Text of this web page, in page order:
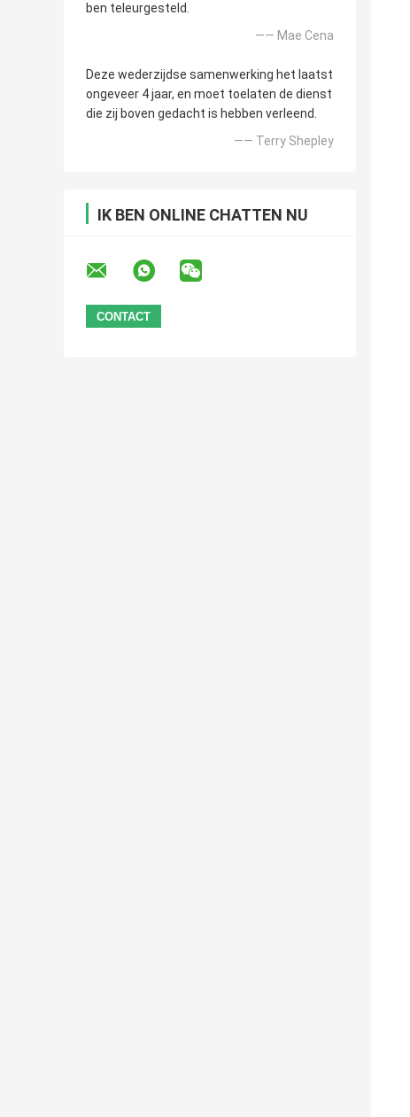
ben teleurgesteld.
—— Mae Cena
Deze wederzijdse samenwerking het laatst
ongeveer 4 jaar, en moet toelaten de dienst
die zij boven gedacht is hebben verleend.
—— Terry Shepley
IK BEN ONLINE CHATTEN NU